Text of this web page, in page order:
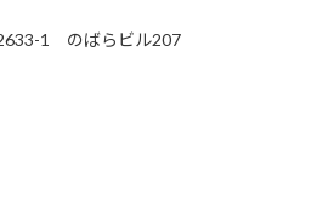
1 のばらビル207